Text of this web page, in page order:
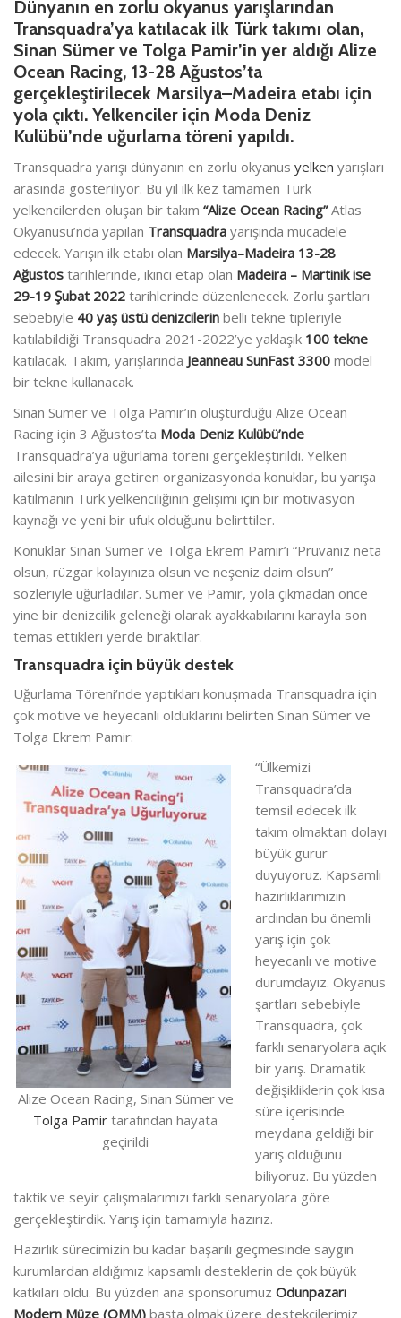
Dünyanın en zorlu okyanus yarışlarından
Transquadra’ya katılacak ilk Türk takımı olan,
Sinan Sümer ve Tolga Pamir’in yer aldığı Alize
Ocean Racing, 13-28 Ağustos’ta
gerçekleştirilecek Marsilya–Madeira etabı için
yola çıktı. Yelkenciler için Moda Deniz
Kulübü’nde uğurlama töreni yapıldı.
Transquadra yarışı dünyanın en zorlu okyanus yelken yarışları
arasında gösteriliyor. Bu yıl ilk kez tamamen Türk
yelkencilerden oluşan bir takım “Alize Ocean Racing”Atlas
Okyanusu’nda yapılan Transquadra yarışında mücadele
edecek. Yarışın ilk etabı olan Marsilya–Madeira 13-28
Ağustos tarihlerinde, ikinci etap olan Madeira – Martinik ise
29-19 Şubat 2022 tarihlerinde düzenlenecek. Zorlu şartları
sebebiyle 40 yaş üstü denizcilerin belli tekne tipleriyle
katılabildiği Transquadra 2021-2022’ye yaklaşık 100 tekne
katılacak. Takım, yarışlarında Jeanneau SunFast 3300 model
bir tekne kullanacak.
Sinan Sümer ve Tolga Pamir’in oluşturduğu Alize Ocean
Racing için 3 Ağustos’ta Moda Deniz Kulübü’nde
Transquadra’ya uğurlama töreni gerçekleştirildi. Yelken
ailesini bir araya getiren organizasyonda konuklar, bu yarışa
katılmanın Türk yelkenciliğinin gelişimi için bir motivasyon
kaynağı ve yeni bir ufuk olduğunu belirttiler.
Konuklar Sinan Sümer ve Tolga Ekrem Pamir’i “Pruvanız neta
olsun, rüzgar kolayınıza olsun ve neşeniz daim olsun”
sözleriyle uğurladılar. Sümer ve Pamir, yola çıkmadan önce
yine bir denizcilik geleneği olarak ayakkabılarını karayla son
temas ettikleri yerde bıraktılar.
Transquadra için büyük destek
Uğurlama Töreni’nde yaptıkları konuşmada Transquadra için
çok motive ve heyecanlı olduklarını belirten Sinan Sümer ve
Tolga Ekrem Pamir:
Alize Ocean Racing, Sinan Sümer ve
Tolga Pamir tarafından hayata
geçirildi
“Ülkemizi
Transquadra’da
temsil edecek ilk
takım olmaktan dolayı
büyük gurur
duyuyoruz. Kapsamlı
hazırlıklarımızın
ardından bu önemli
yarış için çok
heyecanlı ve motive
durumdayız. Okyanus
şartları sebebiyle
Transquadra, çok
farklı senaryolara açık
bir yarış. Dramatik
değişikliklerin çok kısa
süre içerisinde
meydana geldiği bir
yarış olduğunu
biliyoruz. Bu yüzden
taktik ve seyir çalışmalarımızı farklı senaryolara göre
gerçekleştirdik. Yarış için tamamıyla hazırız.
Hazırlık sürecimizin bu kadar başarılı geçmesinde saygın
kurumlardan aldığımız kapsamlı desteklerin de çok büyük
katkıları oldu. Bu yüzden ana sponsorumuz Odunpazarı
Modern Müze (OMM) başta olmak üzere destekçilerimiz